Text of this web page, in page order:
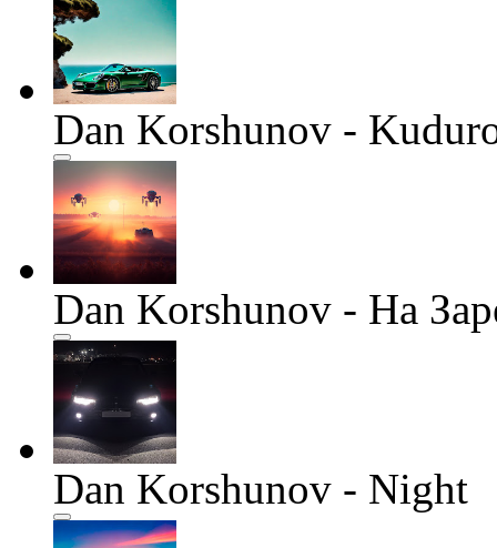
Dan Korshunov -
Dan Korshunov - На
Dan Korshunov - Night